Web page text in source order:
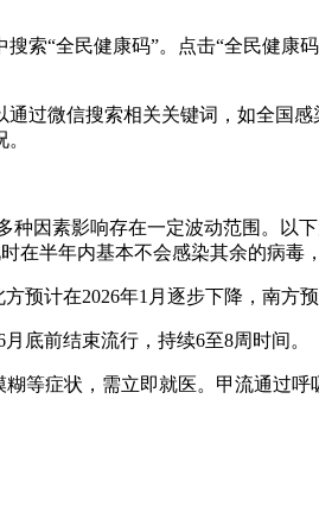
索“全民健康码”。点击“全民健康
过微信搜索相关关键词，如全国
种因素影响存在一定波动范围。
在半年内基本不会感染其余的病毒
预计在2026年1月逐步下降，南方
底前结束流行，持续6至8周时间。
等症状，需立即就医。甲流通过